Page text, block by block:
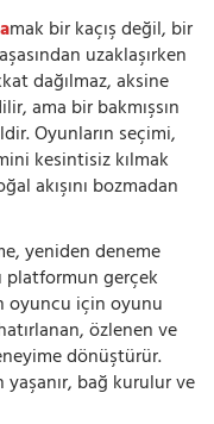
mak bir kaçış değil, bir
uzaklaşırken
dağılmaz, aksine
ama bir bakmışsın
Oyunların seçimi,
kesintisiz kılmak
akışını bozmadan
yeniden deneme
platformun gerçek
oyuncu için oyunu
özlenen ve
dönüştürür.
bağ kurulur ve